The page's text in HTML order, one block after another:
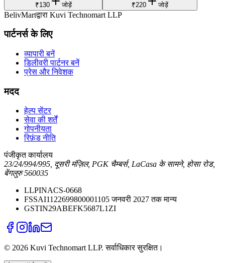
₹130 जोड़ें ₹220 जोड़ें
BelivMartद्वारा Kuvi Technomart LLP
पार्टनर्स के लिए
व्यापारी बनें
डिलीवरी पार्टनर बनें
प्रेस और निवेशक
मदद
हेल्प सेंटर
सेवा की शर्तें
गोपनीयता
रिफ़ंड नीति
पंजीकृत कार्यालय
23/24/994/995, दूसरी मंज़िल, PGK चैम्बर्स, LaCasa के सामने, होसा रोड,
बेंगलुरु 560035
LLPINACS-0668
FSSAI1122699800001105 जनवरी 2027 तक मान्य
GSTIN29ABEFK5687L1ZI
© 2026 Kuvi Technomart LLP. सर्वाधिकार सुरक्षित।